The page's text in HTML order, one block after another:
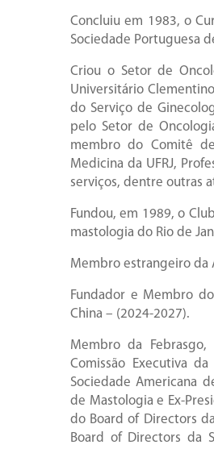
Concluiu em 1983, o
Sociedade Portuguesa
Criou o Setor de
Universitário
do Serviço de
pelo Setor de
membro do Comitê
Medicina da UFRJ,
serviços, dentre outras
Fundou, em 1989, o
mastologia do Rio de
Membro estrangeiro da
Fundador e Membro
China – (2024-2027).
Membro da Febrasgo,
Comissão Executiva
Sociedade Americana
de Mastologia e Ex-
do Board of Directors
Board of Directors da